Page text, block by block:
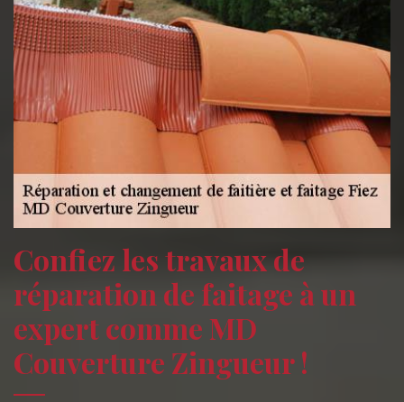
Confiez les travaux de
réparation de faitage à un
expert comme MD
Couverture Zingueur !